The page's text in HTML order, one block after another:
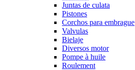
Juntas de culata
Pistones
Corchos para embrague
Valvulas
Bielaje
Diversos motor
Pompe à huile
Roulement